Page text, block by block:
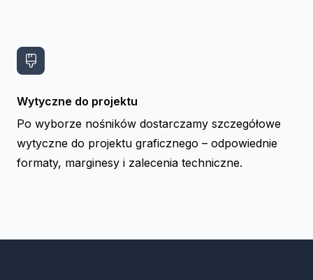
Wytyczne do projektu
Po wyborze nośników dostarczamy szczegółowe
wytyczne do projektu graficznego – odpowiednie
formaty, marginesy i zalecenia techniczne.